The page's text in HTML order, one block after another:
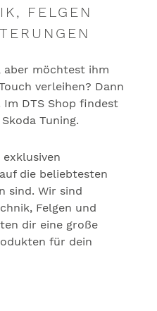
FELGEN
aber möchtest ihm
verleihen? Dann
DTS Shop findest
Tuning.
die beliebtesten
sind. Wir sind
Felgen und
dir eine große
für dein